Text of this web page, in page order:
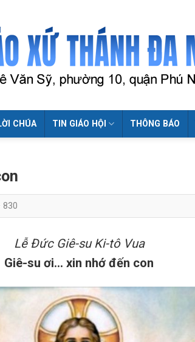
CHÚA TIN GIÁO HỘI THÔNG BÁO
830
Lễ Đức Giê-su Ki-tô Vua
Giê-su ơi… xin nhớ đến con